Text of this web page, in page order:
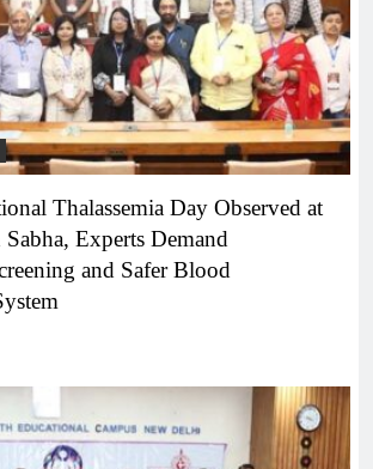
Thalassemia Day Observed at
Experts Demand
and Safer Blood